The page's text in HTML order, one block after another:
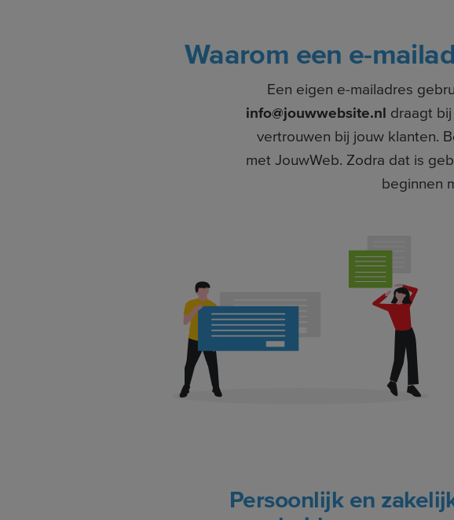
Waarom een e-
Een eigen e-mailadres
info@jouwwebsite.nl draagt
vertrouwen bij jouw klanten.
met JouwWeb. Zodra dat is
beginnen
Persoonlijk en